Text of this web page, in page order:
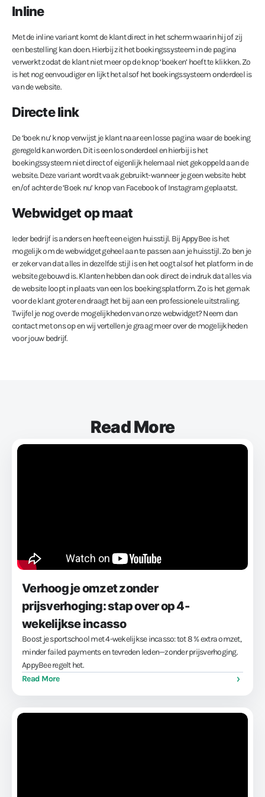
Inline
Met de inline variant komt de klant direct in het scherm waarin hij of zij
een bestelling kan doen. Hierbij zit het boekingssysteem in de pagina
verwerkt zodat de klant niet meer op de knop ‘boeken’ hoeft te klikken. Zo
is het nog eenvoudiger en lijkt het alsof het boekingssysteem onderdeel is
van de website.
Directe link
De ‘boek nu’ knop verwijst je klant naar een losse pagina waar de boeking
geregeld kan worden. Dit is een los onderdeel en hierbij is het
boekingssysteem niet direct of eigenlijk helemaal niet gekoppeld aan de
website. Deze variant wordt vaak gebruikt-wanneer je geen website hebt
en/of achter de ‘Boek nu’ knop van Facebook of Instagram geplaatst.
Webwidget op maat
Ieder bedrijf is anders en heeft een eigen huisstijl. Bij AppyBee is het
mogelijk om de webwidget geheel aan te passen aan je huisstijl. Zo ben je
er zeker van dat alles in dezelfde stijl is en het oogt alsof het platform in de
website gebouwd is. Klanten hebben dan ook direct de indruk dat alles via
de website loopt in plaats van een los boekingsplatform. Zo is het gemak
voor de klant groter en draagt het bij aan een professionele uitstraling.
Twijfel je nog over de mogelijkheden van onze webwidget? Neem dan
contact met ons op en wij vertellen je graag meer over de mogelijkheden
voor jouw bedrijf.
Read More
Verhoog je omzet zonder
prijsverhoging: stap over op 4-
wekelijkse incasso
Boost je sportschool met 4-wekelijkse incasso: tot 8 % extra omzet,
minder failed payments en tevreden leden—zonder prijsverhoging.
AppyBee regelt het.
Read More